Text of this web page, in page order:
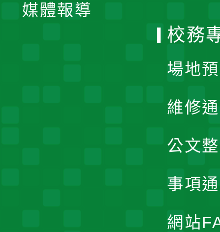
媒體報導
校務
場地
維修
公文
事項
網站